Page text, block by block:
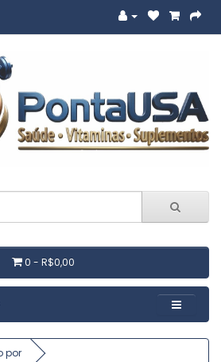
0 - R$0,00
por